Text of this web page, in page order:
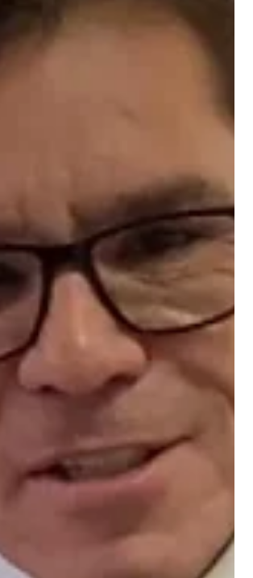
aos associados o convênio com o Centro
e Estética Marlene Leal, em Taguatinga Sul,
serviços de podologia e saúde dos pés como
disponível para o oficial associado.